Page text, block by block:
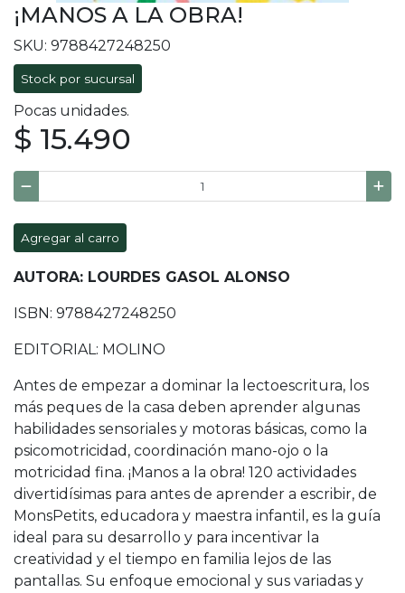
¡MANOS A LA OBRA!
SKU: 9788427248250
Stock por sucursal
Pocas unidades.
$ 15.490
Agregar al carro
AUTORA: LOURDES GASOL ALONSO
ISBN: 9788427248250
EDITORIAL: MOLINO
Antes de empezar a dominar la lectoescritura, los
más peques de la casa deben aprender algunas
habilidades sensoriales y motoras básicas, como la
psicomotricidad, coordinación mano-ojo o la
motricidad fina. ¡Manos a la obra! 120 actividades
divertidísimas para antes de aprender a escribir, de
MonsPetits, educadora y maestra infantil, es la guía
ideal para su desarrollo y para incentivar la
creatividad y el tiempo en familia lejos de las
pantallas. Su enfoque emocional y sus variadas y